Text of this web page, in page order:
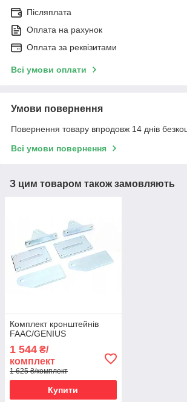
Післяплата
Оплата на рахунок
Оплата за реквізитами
Всі умови оплати
Умови повернення
Повернення товару впродовж 14 днів
Всі умови повернення
З цим товаром також замовляють
Комплект кронштейнів
FAAC/GENIUS
1 544 ₴/
комплект
1 625 ₴/комплект
Купити